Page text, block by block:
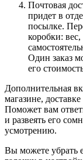
Почтовая
придет в
посылке.
коробки:
Один заказ
его
Дополнительная
магазине,
Поможет вам
и развеять его
усмотрению.
Вы можете убрать